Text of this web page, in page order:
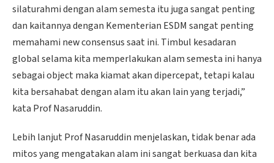
silaturahmi dengan alam semesta itu juga sangat penting
dan kaitannya dengan Kementerian ESDM sangat penting
memahami new consensus saat ini. Timbul kesadaran
global selama kita memperlakukan alam semesta ini hanya
sebagai object maka kiamat akan dipercepat, tetapi kalau
kita bersahabat dengan alam itu akan lain yang terjadi,”
kata Prof Nasaruddin.
Lebih lanjut Prof Nasaruddin menjelaskan, tidak benar ada
mitos yang mengatakan alam ini sangat berkuasa dan kita